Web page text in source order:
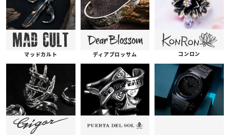
マッドカルト ディアブロッサム コンロン